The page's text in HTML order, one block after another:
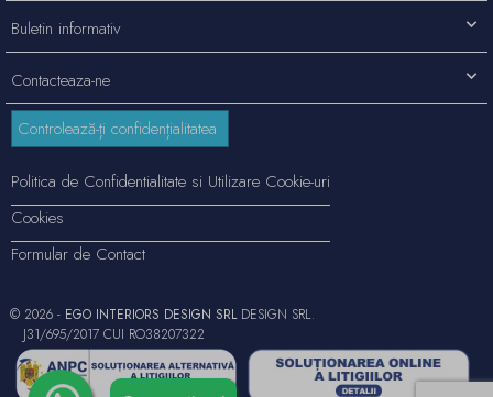
Contacteaza-ne
Buletin informativ
Controlează-ți confidențialitatea
Politica de Confidentialitate si Utilizare Cookie-uri
Cookies
Formular de Contact
© 2026 - EGO INTERIORS DESIGN SRLDESIGN SRL.
J31/695/2017 CUI RO38207322